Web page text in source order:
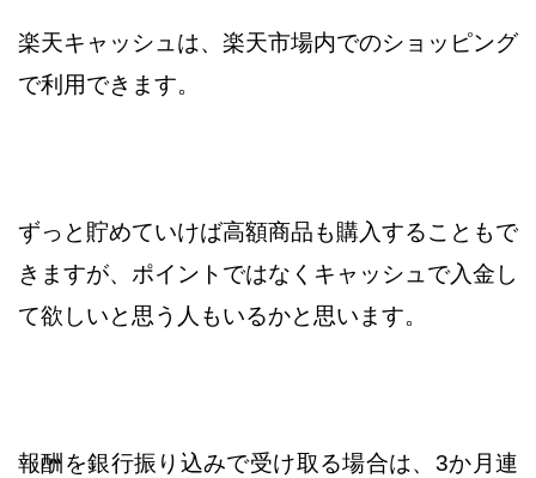
楽天キャッシュは、楽天市場内でのショッピング
で利用できます。
ずっと貯めていけば高額商品も購入することもで
きますが、 ポイントではなくキャッシュで入金し
て欲しいと思う人もいるかと思います。
報酬を銀行振り込みで受け取る場合は、3か月連